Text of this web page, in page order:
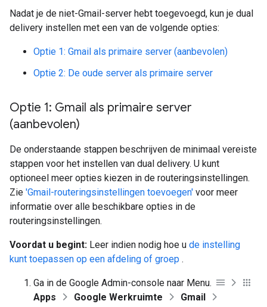
Nadat je de niet-Gmail-server hebt toegevoegd, kun je dual
delivery instellen met een van de volgende opties:
Optie 1: Gmail als primaire server (aanbevolen)
Optie 2: De oude server als primaire server
Optie 1: Gmail als primaire server
(aanbevolen)
De onderstaande stappen beschrijven de minimaal vereiste
stappen voor het instellen van dual delivery. U kunt
optioneel meer opties kiezen in de routeringsinstellingen.
Zie 'Gmail-routeringsinstellingen toevoegen' voor meer
informatie over alle beschikbare opties in de
routeringsinstellingen.
Voordat u begint: Leer indien nodig hoe u de instelling
kunt toepassen op een afdeling of groep .
Ga in de Google Admin-console naar Menu.
Apps
Google Werkruimte
Gmail